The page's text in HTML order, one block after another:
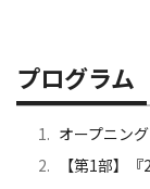
プログラム
オープニン
【第1部】